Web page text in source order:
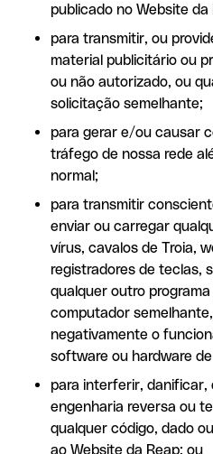
publicado no Website da
para transmitir, ou
material publicitário ou
ou não autorizado, ou
solicitação semelhante;
para gerar e/ou causar
tráfego de nossa rede
normal;
para transmitir
enviar ou carregar
vírus, cavalos de Troia,
registradores de teclas,
qualquer outro
computador
negativamente o
software ou hardware
para interferir, danificar,
engenharia reversa ou
qualquer código, dado
ao Website da Reap; ou